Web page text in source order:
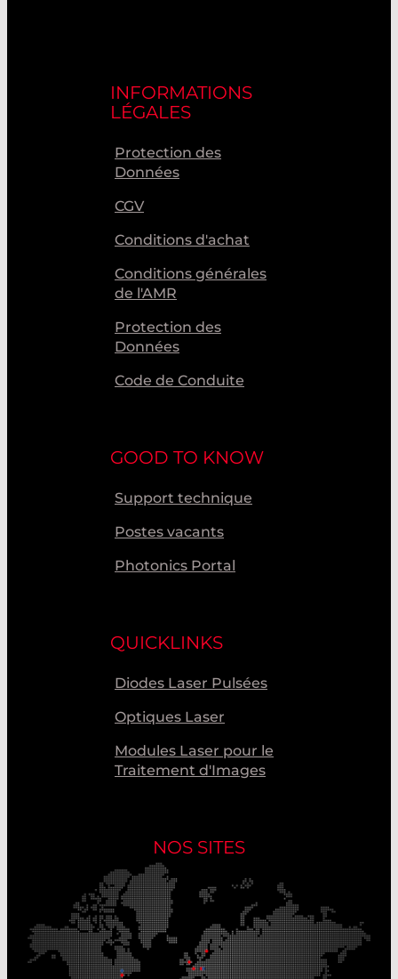
INFORMATIONS
LÉGALES
Protection des
Données
CGV
Conditions d'achat
Conditions générales
de l'AMR
Protection des
Données
Code de Conduite
GOOD TO KNOW
Support technique
Postes vacants
Photonics Portal
QUICKLINKS
Diodes Laser Pulsées
Optiques Laser
Modules Laser pour le
Traitement d'Images
NOS SITES